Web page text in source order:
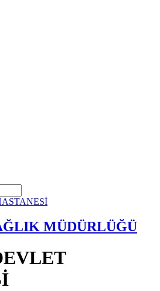
MÜDÜRLÜĞÜ